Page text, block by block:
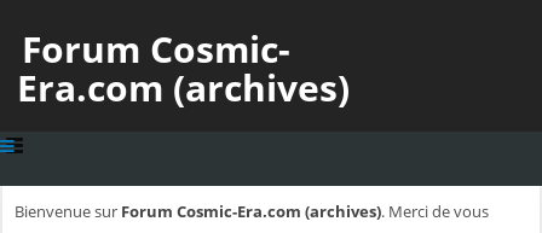
Forum Cosmic-
Era.com (archives)
Bienvenue sur Forum Cosmic-Era.com (archives). Merci de vous